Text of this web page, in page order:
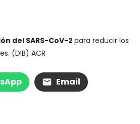
del SARS-CoV-2 para reducir los
(DIB) ACR
Email